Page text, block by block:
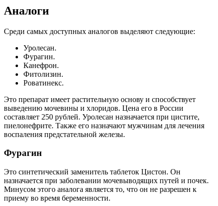
Аналоги
Среди самых доступных аналогов выделяют следующие:
Уролесан.
Фурагин.
Канефрон.
Фитолизин.
Роватинекс.
Это препарат имеет растительную основу и способствует
выведению мочевины и хлоридов. Цена его в России
составляет 250 рублей. Уролесан назначается при цистите,
пиелонефрите. Также его назначают мужчинам для лечения
воспаления предстательной железы.
Фурагин
Это синтетический заменитель таблеток Цистон. Он
назначается при заболевании мочевыводящих путей и почек.
Минусом этого аналога является то, что он не разрешен к
приему во время беременности.